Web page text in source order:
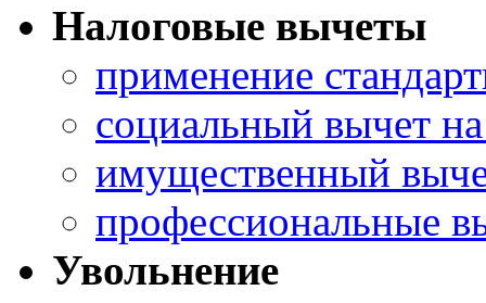
Налоговые вычеты
применение
социальный вычет
имущественный
профессиональные
Увольнение